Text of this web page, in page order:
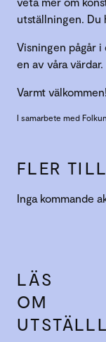
utställningen. Du
Visningen pågår
en av våra värdar.
Varmt välkommen!
I samarbete med
FLER
Inga kommande
LÄS
OM